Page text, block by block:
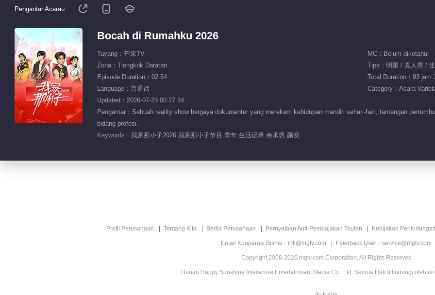
Pengantar Acara
Bocah di Rumahku 2026
Tayang：芒果TV
MC：Belum diketahui
Zona：Tiongkok Daratan
Tipe：明星 / 真人秀 /
Episode Duration：02:54
Total Duration：93 jam
Language：普通话
Category：Acara
Updated：2026-07-23 00:27:34
Pengantar：Sebuah reality show bergaya dokumenter yang merekam kehidupan mandiri sehari-hari, tantangan
bidang profesi.
Keywords： 我家那小子2026 我家那小子节目 青年 生活记录 余承恩 颜安
Profil Perusahaan Tentang Kita Berita Perusahaan Pernyataan Anti-Pembajakan Tautan Kebijakan
Email Kooperasi Bisnis：intl@mgtv.com Feedback User：service@mgtv.com
Copyright 2006-2026 mgtv.com Corporation, All Rights Reserved
Hunan Happy Sunshine Interactive Entertainment Media Co., Ltd. Semua Hak dilindungi oleh